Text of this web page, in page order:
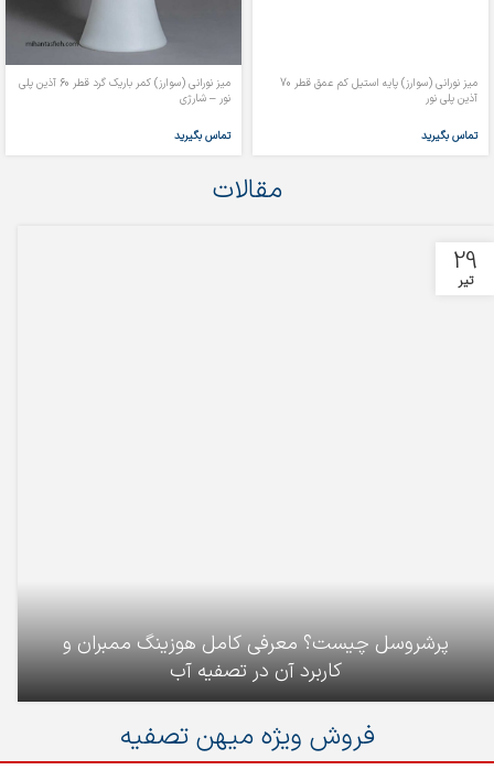
میز نورانی (سوارز) پایه استیل کم عمق قطر 70
آذین پلی نور
تماس بگیرید
میز نورانی (سوارز) کمر باریک گرد قطر 60 آذین پلی
نور – شارژی
تماس بگیرید
مقالات
29
تیر
پرشروسل چیست؟ معرفی کامل هوزینگ ممبران و
کاربرد آن در تصفیه آب
فروش ویژه میهن تصفیه